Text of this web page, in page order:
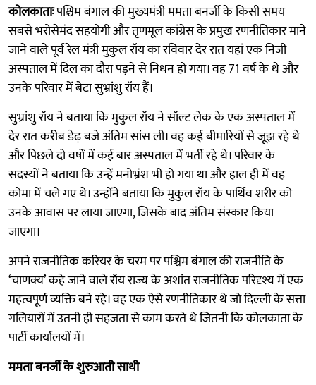
कोलकाताःपश्चिम बंगाल की मुख्यमंत्री ममता बनर्जी के किसी समय
सबसे भरोसेमंद सहयोगी और तृणमूल कांग्रेस के प्रमुख रणनीतिकार माने
जाने वाले पूर्व रेल मंत्री मुकुल रॉय का रविवार देर रात यहां एक निजी
अस्पताल में दिल का दौरा पड़ने से निधन हो गया। वह 71 वर्ष के थे और
उनके परिवार में बेटा सुभ्रांशु रॉय हैं।
सुभ्रांशु रॉय ने बताया कि मुकुल रॉय ने सॉल्ट लेक के एक अस्पताल में
देर रात करीब डेढ़ बजे अंतिम सांस ली। वह कई बीमारियों से जूझ रहे थे
और पिछले दो वर्षों में कई बार अस्पताल में भर्ती रहे थे। परिवार के
सदस्यों ने बताया कि उन्हें मनोभ्रंश भी हो गया था और हाल ही में वह
कोमा में चले गए थे। उन्होंने बताया कि मुकुल रॉय के पार्थिव शरीर को
उनके आवास पर लाया जाएगा, जिसके बाद अंतिम संस्कार किया
जाएगा।
अपने राजनीतिक करियर के चरम पर पश्चिम बंगाल की राजनीति के
‘चाणक्य’ कहे जाने वाले रॉय राज्य के अशांत राजनीतिक परिदृश्य में एक
महत्वपूर्ण व्यक्ति बने रहे। वह एक ऐसे रणनीतिकार थे जो दिल्ली के सत्ता
गलियारों में उतनी ही सहजता से काम करते थे जितनी कि कोलकाता के
पार्टी कार्यालयों में।
ममता बनर्जी के शुरुआती साथी